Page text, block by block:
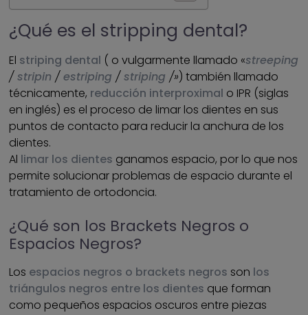
¿Qué es el stripping dental?
El striping dental ( o vulgarmente llamado «streeping
/stripin /estriping /striping /») también llamado
técnicamente, reducción interproximal o IPR (siglas
en inglés) es el proceso de limar los dientes en sus
puntos de contacto para reducir la anchura de los
dientes.
Al limar los dientes ganamos espacio, por lo que nos
permite solucionar problemas de espacio durante el
tratamiento de ortodoncia.
¿Qué son los Brackets Negros o
Espacios Negros?
Los espacios negros o brackets negros son los
triángulos negros entre los dientes que forman
como pequeños espacios oscuros entre piezas